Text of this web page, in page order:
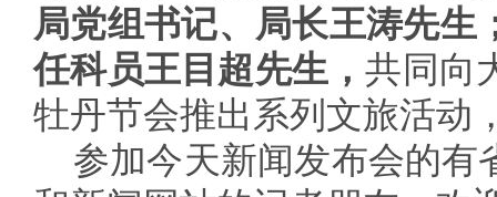
局党组书记、局长王涛先生
任科员王目超先生，共同向
牡丹节会推出系列文旅活动
参加今天新闻发布会的有